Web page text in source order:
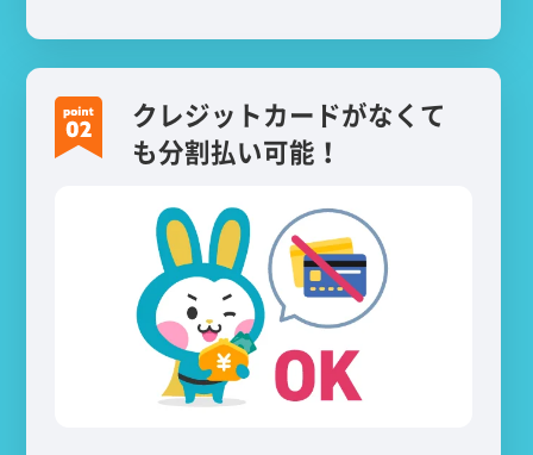
クレジットカードがなくて
も分割払い可能！